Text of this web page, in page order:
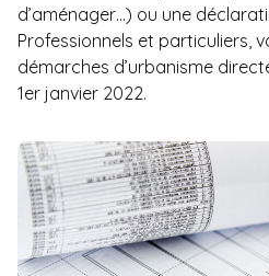
d’aménager…) ou une
Professionnels et particuliers,
démarches d’urbanisme
1er janvier 2022.